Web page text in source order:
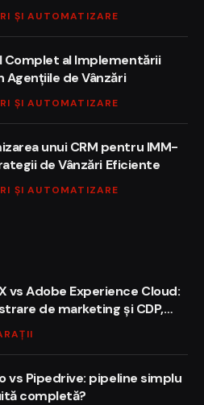
ȘI AUTOMATIZARE
Complet al Implementării
Agențiile de Vânzări
ȘI AUTOMATIZARE
unui CRM pentru IMM-
de Vânzări Eficiente
ȘI AUTOMATIZARE
vs Adobe Experience Cloud:
de marketing și CDP,
vs Pipedrive: pipeline simplu
completă?